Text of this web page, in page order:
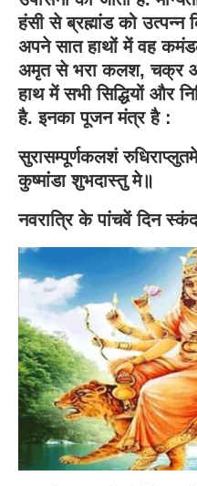
हंसी से ब्रह्मांड को
अपने सात हाथों में वह
अमृत से भरा कलश, चक्र
हाथ में सभी सिद्धियों और
है. इनका पूजन मंत्र है :
सुरासम्पूर्णकलशं
कुष्मांडा शुभदास्तु मे॥
नवरात्रि के पांचवें दिन